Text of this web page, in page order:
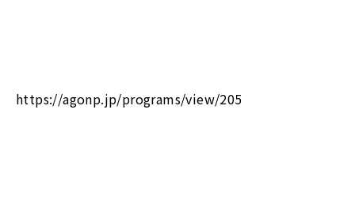
https://agonp.jp/programs/view/205